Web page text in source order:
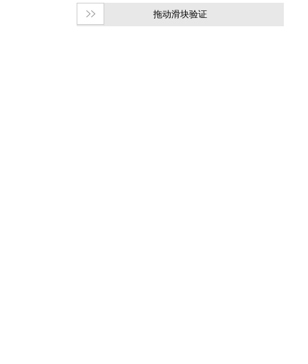
拖动滑块验证